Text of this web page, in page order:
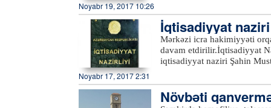
tapmaqda kömək etmək
Proqramının (BMTİP)
Problemləri üzrə Dövlət
Cəmiyyəti (RİQC) birgə
Noyabr 19, 2017 10:26
İqtisadiyyat
Mərkəzi icra hakimiyyəti
davam etdirilir.İqtisadiyyat
iqtisadiyyat naziri Şahin
zamanı birbaşa müraciət
Nazirliyinin aidiyyəti
vətəndaşların müraciətləri
Noyabr 17, 2017 2:31
Növbəti